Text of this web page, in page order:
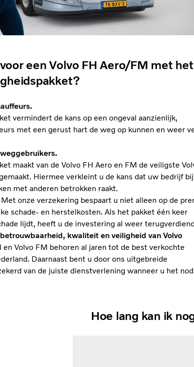
een Volvo FH Aero/FM met het
vermindert de kans op een ongeval aanzienlijk,
met een gerust hart de weg op kunnen en weer
maakt van de Volvo FH Aero en FM de veiligste
Hiermee verkleint u de kans dat uw bedrijf bij
met anderen betrokken raakt.
Met onze verzekering bespaart u niet alleen op de
schade- en herstelkosten. Als het pakket één keer
lijdt, heeft u de investering al weer
kwaliteit en veiligheid van Volvo
en Volvo FM behoren al jaren tot de best verkochte
Daarnaast bent u door ons uitgebreide
van de juiste dienstverlening wanneer u het
Hoe lang kan ik